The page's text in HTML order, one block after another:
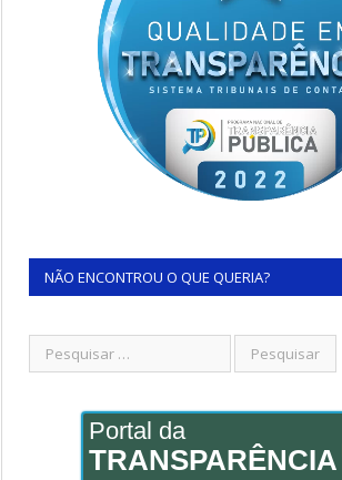
NÃO ENCONTROU O QUE QUERIA?
Portal da
TRANSPARÊNCIA